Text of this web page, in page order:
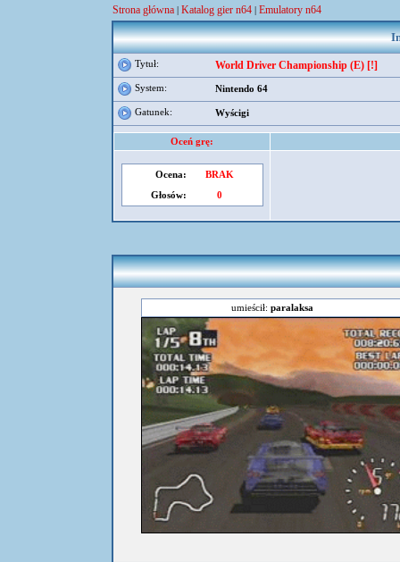
Strona główna | Katalog gier n64 | Emulatory n64
Tytuł: World Driver Championship (E) [!]
System: Nintendo 64
Gatunek: Wyścigi
Oceń grę:
Ocena:
BRAK
Głosów:
0
umieścił: paralaksa